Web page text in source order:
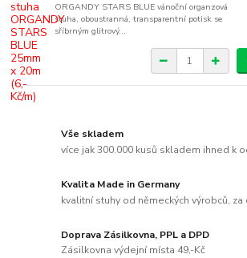
ORGANDY STARS BLUE vánoční organzová
stuha, oboustranná, transparentní potisk se
sříbrným glitrový...
Vše skladem
více jak 300.000 kusů skladem ihned k
Kvalita Made in Germany
kvalitní stuhy od německých výrobců,
Doprava Zásilkovna, PPL a DPD
Zásilkovna výdejní místa 49,-Kč